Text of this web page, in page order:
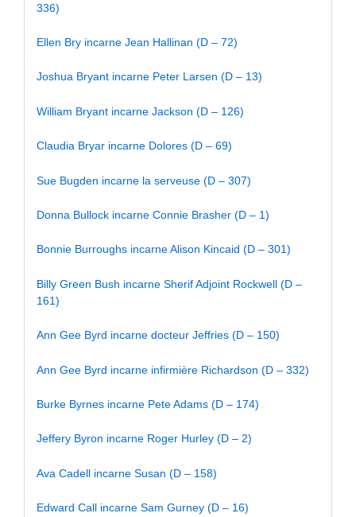
336)
Ellen Bry incarne Jean Hallinan (D – 72)
Joshua Bryant incarne Peter Larsen (D – 13)
William Bryant incarne Jackson (D – 126)
Claudia Bryar incarne Dolores (D – 69)
Sue Bugden incarne la serveuse (D – 307)
Donna Bullock incarne Connie Brasher (D – 1)
Bonnie Burroughs incarne Alison Kincaid (D – 301)
Billy Green Bush incarne Sherif Adjoint Rockwell (D –
161)
Ann Gee Byrd incarne docteur Jeffries (D – 150)
Ann Gee Byrd incarne infirmière Richardson (D – 332)
Burke Byrnes incarne Pete Adams (D – 174)
Jeffery Byron incarne Roger Hurley (D – 2)
Ava Cadell incarne Susan (D – 158)
Edward Call incarne Sam Gurney (D – 16)